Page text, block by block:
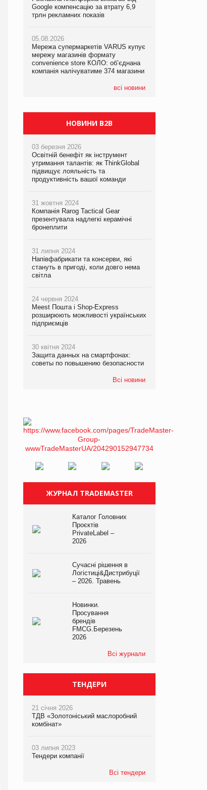
Google компенсацію за втрату 6,9
трлн рекламних показів
05.08.2026
Мережа супермаркетів VARUS купує
мережу магазинів формату
convenience store КОЛО: об’єднана
компанія налічуватиме 374 магазини
всі новини
хлібобулочні вироби на
PrivateLabel&FMCG Master 2026
04.08.2026
склад шоколаду Millennium
Google компенсацію за втрату 6,9
трлн рекламних показів
05.08.2026
Adidas витратила понад $1 млрд на
маркетинг за квартал
НОВИНИ B2B
03 березня 2026
Освітній бенефіт як інструмент
утримання талантів: як ThinkGlobal
підвищує лояльність та
продуктивність вашої команди
31 жовтня 2024
Компанія Rarog Tactical Gear
презентувала надлегкі керамічні
бронеплити
31 липня 2024
Напівфабрикати та консерви, які
стануть в пригоді, коли довго нема
світла
24 червня 2024
Meest Пошта і Shop-Express
розширюють можливості українських
підприємців
30 квітня 2024
Защита данных на смартфонах:
советы по повышению безопасности
Всі новини
ЖУРНАЛ TRADEMASTER
Каталог Головних
Проєктів
PrivateLabel –
2026
Сучасні рішення в
Логістиці&Дистрибуції
– 2026. Травень
Новинки.
Просування
брендів
FMCG.Березень
2026
Всі журнали
ТЕНДЕРИ
21 січня 2026
ТДВ «Золотоніський маслоробний
комбінат»
03 липня 2023
Тендери компанії
Всі тендери